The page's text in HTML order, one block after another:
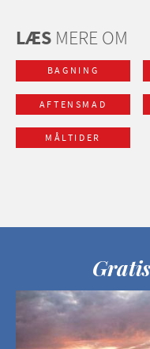
LÆS MERE OM
BAGNING
AFTENSMAD
MÅLTIDER